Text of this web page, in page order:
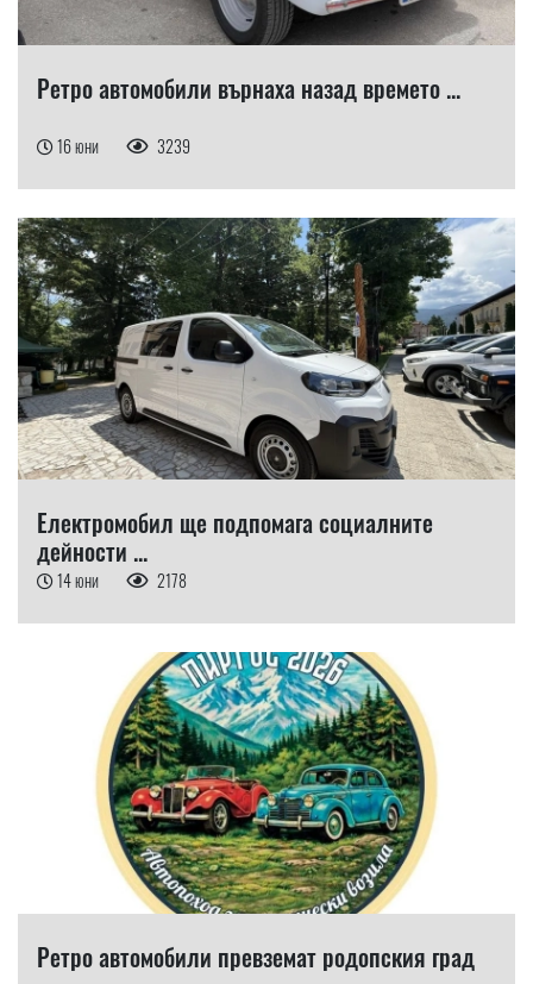
Ретро автомобили върнаха назад времето ...
16 юни 3239
Електромобил ще подпомага социалните
дейности ...
14 юни 2178
Ретро автомобили превземат родопския град